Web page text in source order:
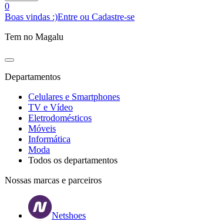
0
Boas vindas :)Entre ou Cadastre-se
Tem no Magalu
Departamentos
Celulares e Smartphones
TV e Vídeo
Eletrodomésticos
Móveis
Informática
Moda
Todos os departamentos
Nossas marcas e parceiros
Netshoes